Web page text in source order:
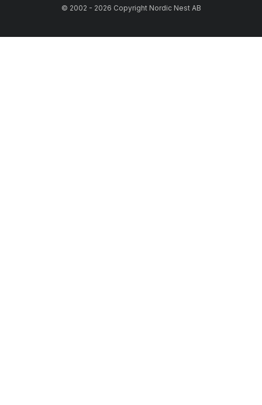
© 2002 - 2026 Copyright Nordic Nest AB